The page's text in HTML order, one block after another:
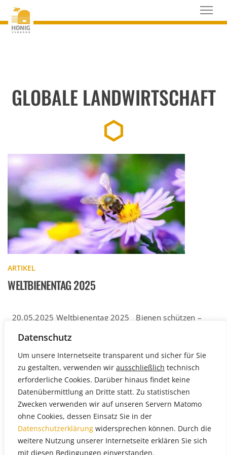
Datenschutz
Um unsere Internetseite transparent und sicher für Sie
zu gestalten, verwenden wir ausschließlich technisch
erforderliche Cookies. Darüber hinaus findet keine
Datenübermittlung an Dritte statt. Zu statistischen
Zwecken verwenden wir auf unseren Servern Matomo
ohne Cookies, dessen Einsatz Sie in der
Datenschutzerklärung widersprechen können. Durch die
weitere Nutzung unserer Internetseite erklären Sie sich
mit diesen Bedingungen einverstanden.
GLOBALE LANDWIRTSCHAFT
ARTIKEL
WELTBIENENTAG 2025
20.05.2025 Weltbienentag 2025 Bienen schützen –
Weltbienentag 2025. Dieser Tag rückt […]